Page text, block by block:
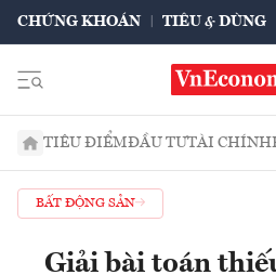
CHỨNG KHOÁN TIÊU & DÙNG
TIÊU ĐIỂMĐẦU TƯTÀI CHÍNH
BẤT ĐỘNG SẢN
Giải bài toán